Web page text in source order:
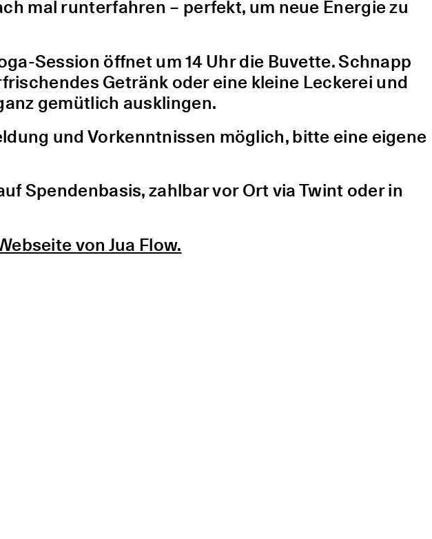
mal runterfahren – perfekt, um neue Energie zu
Session öffnet um 14 Uhr die Buvette. Schnapp
Getränk oder eine kleine Leckerei und
gemütlich ausklingen.
und Vorkenntnissen möglich, bitte eine eigene
Spendenbasis, zahlbar vor Ort via Twint oder in
von Jua Flow.